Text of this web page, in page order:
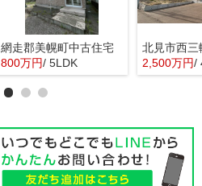
網走郡美幌町中古住宅
800万円/ 5LDK
北見市西三
2,500万円/